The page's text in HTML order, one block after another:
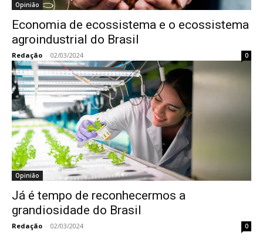
Opinião
Economia de ecossistema e o ecossistema
agroindustrial do Brasil
Redação - 02/03/2024 0
Opinião
Já é tempo de reconhecermos a
grandiosidade do Brasil
Redação - 02/03/2024 0